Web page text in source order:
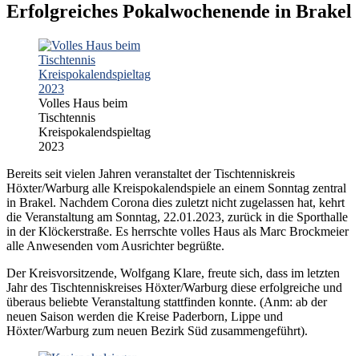
Erfolgreiches Pokalwochenende in Brakel
Volles Haus beim
Tischtennis
Kreispokalendspieltag
2023
Bereits seit vielen Jahren veranstaltet der Tischtenniskreis
Höxter/Warburg alle Kreispokalendspiele an einem Sonntag zentral
in Brakel. Nachdem Corona dies zuletzt nicht zugelassen hat, kehrt
die Veranstaltung am Sonntag, 22.01.2023, zurück in die Sporthalle
in der Klöckerstraße. Es herrschte volles Haus als Marc Brockmeier
alle Anwesenden vom Ausrichter begrüßte.
Der Kreisvorsitzende, Wolfgang Klare, freute sich, dass im letzten
Jahr des Tischtenniskreises Höxter/Warburg diese erfolgreiche und
überaus beliebte Veranstaltung stattfinden konnte. (Anm: ab der
neuen Saison werden die Kreise Paderborn, Lippe und
Höxter/Warburg zum neuen Bezirk Süd zusammengeführt).